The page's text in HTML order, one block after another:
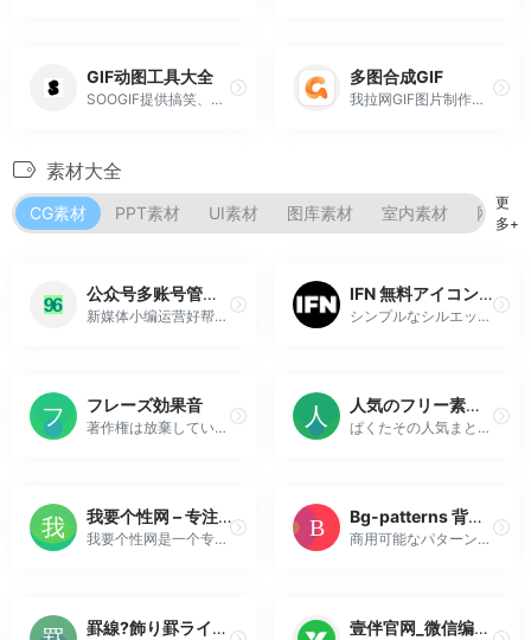
GIF动图工具大全
SOOGIF提供搞笑、表情、美女、明星、热门事件GIF动图全搜索，GIF工具支持视频转GIF、图片合成GIF、GIF压缩、GIF编辑、GIF裁剪、在线录屏等功能。是QQ、微信斗图神器，微信公众号、微博、新媒体编辑GIF动图素材库，好玩的GIF出处发源地。
多图合成GIF
我拉网GIF图片制作工具是一款支持在线多图合成gif、视频转gif、gif裁剪、gif压缩、表情包gif、gif编辑、gif拼图等制作的动漫制作软件,您可以随心随意的制作喜欢的GIF动画哦。
素材大全
CG素材 PPT素材 UI素材 图库素材 室内素材 网页素
更
多+
公众号多账号管理 自媒体多平台内容分发–96编辑宝
新媒体小编运营好帮手，轻松管理矩阵号，文章一键排版，10万+素材模板库，提高工作效率
IFN 無料アイコン: SVG/EPS/PNGのフリー素材
シンプルなシルエットの無料アイコン配布サイト。商用利用可能でリンクや著作権表示は不要。Web制作や資料作成に使えるSVG?EPS?PNG形式のフリー素材を、登録なしですぐにダウンロードできます。
フレーズ効果音
著作権は放棄していませんが、原則無料でご利用頂ける素材です。 ご利用の際は、素材利用規定を必ずお読み下さい。 ファイル形式の変換は自由にして頂きご利用頂いて構いません。（例：mp3→WAVE） ご意見?ご感想?ご利用報告は掲示板または、メー...
人気のフリー素材まとめ – フリー素材ぱくたそ
ぱくたその人気まとめ一覧（1ページ目）。閲覧数?ダウンロード数の多い写真素材?AI画像素材を、登録不要?商用利用無料でお使いいただけます。
我要个性网 – 专注分享图片、文字等素材（头像,图片,网名,个性签名等）
我要个性网是一个专注分享图片、文字等素材（头像,图片,网名,个性签名等）。汇集了海量个性类资源，在这里可以寻找到您想要的、分享你喜欢的。
Bg-patterns 背景パターン配布＆作成サイト
商用可能なパターン背景素材をフリー（無料）配布。自分でサイズや色などもカスタマイズできる機能を搭載!!
罫線?飾り罫ライン素材 FREE LINE DESIGN 壹伴官网_微信编辑器_公众号助手_公众号排版_一键图文排版